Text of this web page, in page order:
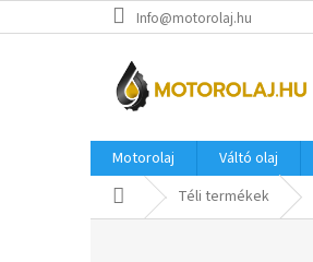
a
Info@motorolaj.hu
Motorolaj Váltó olaj
KezdőlapTéli termékek